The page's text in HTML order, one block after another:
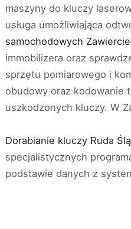
maszyny do kluczy
usługa umożliwiająca
samochodowych Zawiercie
immobilizera oraz
sprzętu pomiarowego i
obudowy oraz kodowanie
uszkodzonych kluczy. W
Dorabianie kluczy Ruda
specjalistycznych
podstawie danych z